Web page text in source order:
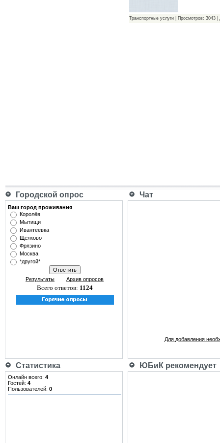
Транспортные услуги | Просмотров: 3043
Городской опрос Чат
Ваш город проживания
Королёв
Мытищи
Ивантеевка
Щёлково
Фрязино
Москва
*другой*
Результаты Архив опросов
Всего ответов: 1124
Для добавления
Статистика ЮБиК рекомендует
Онлайн всего: 4
Гостей: 4
Пользователей: 0